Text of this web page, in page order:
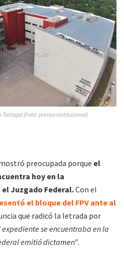
Tartagal (Foto: prensa institucional)
preocupada porque el
hoy en la
Juzgado Federal.Con el
el bloque del FPV ante al
que radicó la letrada por
expediente se encuentraba en la
emitió dictamen”.